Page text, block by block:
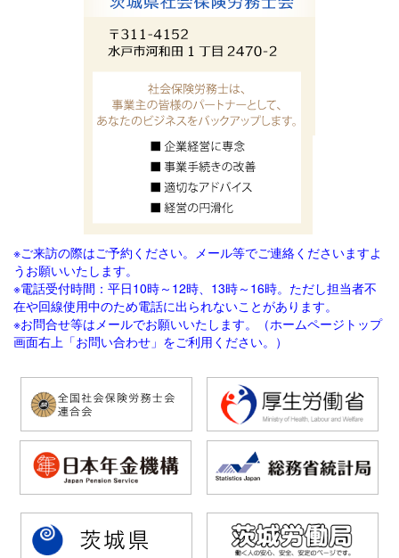
※ご来訪の際はご予約ください。メール等でご連絡くださいますよ
うお願いいたします。
※電話受付時間：平日10時～12時、13時～16時。ただし担当者不
在や回線使用中のため電話に出られないことがあります。
※お問合せ等はメールでお願いいたします。（ホームページトップ
画面右上「お問い合わせ」をご利用ください。）